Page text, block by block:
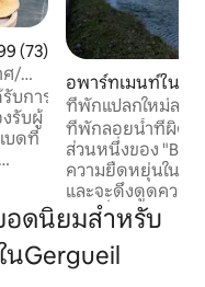
นเฉลี่ย 4.99 จาก 5, 73 รีวิว
(73)
ศ/
บการ
รับผู้
บดที่
รับ
รือ
ายน
อพาร์ทเมนท์ใน
uche
ที่พักแปลกใหม่ลอย
ที่พักลอยน้ำที่ผิดป
ส่วนหนึ่งของ
ความยืดหยุ่นในกา
และจะดึงดูดความ
คิดริเริ่มความสะด
ที่ได้รับสิทธิพิเศษ
ล็อคใจกลางธรร
เตียงคู่
อดนิยมสำหรับ
Gergueil